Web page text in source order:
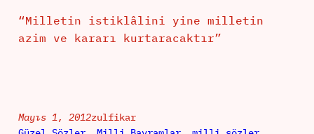
“Milletin istiklâlini yine milletin
azim ve kararı kurtaracaktır”
Mayıs 1, 2012zulfikar